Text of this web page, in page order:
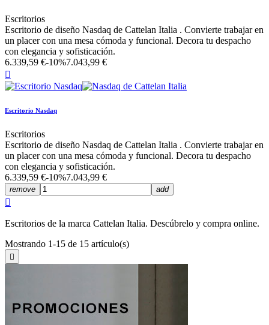
Escritorios
Escritorio de diseño Nasdaq de Cattelan Italia . Convierte trabajar en
un placer con una mesa cómoda y funcional. Decora tu despacho
con elegancia y sofisticación.
6.339,59 €-10%7.043,99 €

Escritorio Nasdaq
Escritorios
Escritorio de diseño Nasdaq de Cattelan Italia . Convierte trabajar en
un placer con una mesa cómoda y funcional. Decora tu despacho
con elegancia y sofisticación.
6.339,59 €-10%7.043,99 €
remove add

Escritorios de la marca Cattelan Italia. Descúbrelo y compra online.
Mostrando 1-15 de 15 artículo(s)
